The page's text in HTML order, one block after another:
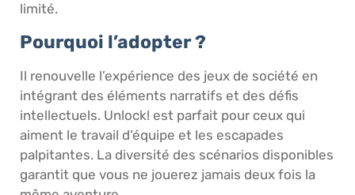
limité.
Pourquoi l’adopter ?
Il renouvelle l’expérience des jeux de société en
intégrant des éléments narratifs et des défis
intellectuels. Unlock! est parfait pour ceux qui
aiment le travail d’équipe et les escapades
palpitantes. La diversité des scénarios disponibles
garantit que vous ne jouerez jamais deux fois la